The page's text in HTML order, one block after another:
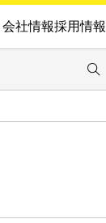
会社情報採用情報